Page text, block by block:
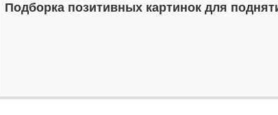
Подборка позитивных картинок для